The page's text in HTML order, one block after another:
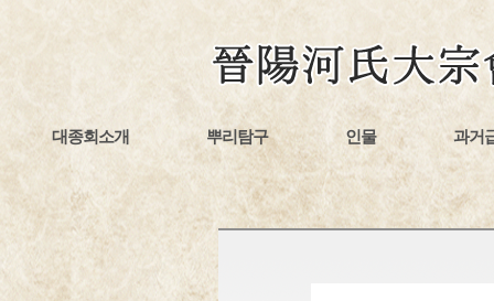
대종회소개 뿌리탐구 인물 과거